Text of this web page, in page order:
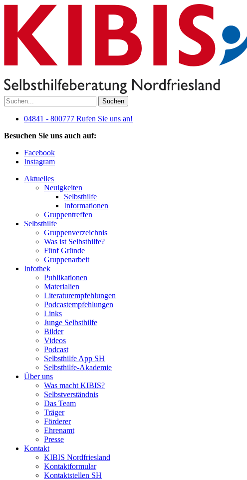
Suchen
04841 - 800777 Rufen Sie uns an!
Besuchen Sie uns auch auf:
Facebook
Instagram
Aktuelles
Neuigkeiten
Selbsthilfe
Informationen
Gruppentreffen
Selbsthilfe
Gruppenverzeichnis
Was ist Selbsthilfe?
Fünf Gründe
Gruppenarbeit
Infothek
Publikationen
Materialien
Literaturempfehlungen
Podcastempfehlungen
Links
Junge Selbsthilfe
Bilder
Videos
Podcast
Selbsthilfe App SH
Selbsthilfe-Akademie
Über uns
Was macht KIBIS?
Selbstverständnis
Das Team
Träger
Förderer
Ehrenamt
Presse
Kontakt
KIBIS Nordfriesland
Kontaktformular
Kontaktstellen SH